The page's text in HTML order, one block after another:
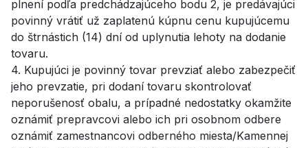
plnení podľa predchádzajúceho bodu 2, je predávajúci
povinný vrátiť už zaplatenú kúpnu cenu kupujúcemu
do štrnástich (14) dní od uplynutia lehoty na dodanie
tovaru.
4. Kupujúci je povinný tovar prevziať alebo zabezpečiť
jeho prevzatie, pri dodaní tovaru skontrolovať
neporušenosť obalu, a prípadné nedostatky okamžite
oznámiť prepravcovi alebo ich pri osobnom odbere
oznámiť zamestnancovi odberného miesta/Kamennej